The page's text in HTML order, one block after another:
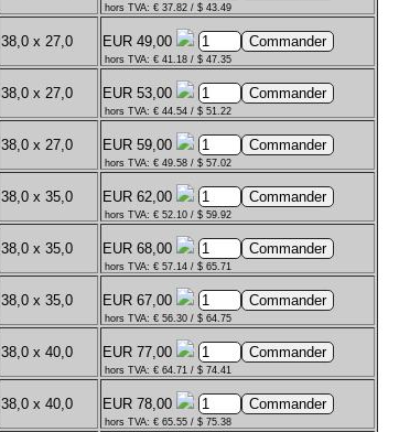
hors TVA: € 37.82 / $ 43.49
38,0 x 27,0 EUR 49,00
hors TVA: € 41.18 / $ 47.35
38,0 x 27,0 EUR 53,00
hors TVA: € 44.54 / $ 51.22
38,0 x 27,0 EUR 59,00
hors TVA: € 49.58 / $ 57.02
38,0 x 35,0 EUR 62,00
hors TVA: € 52.10 / $ 59.92
38,0 x 35,0 EUR 68,00
hors TVA: € 57.14 / $ 65.71
38,0 x 35,0 EUR 67,00
hors TVA: € 56.30 / $ 64.75
38,0 x 40,0 EUR 77,00
hors TVA: € 64.71 / $ 74.41
38,0 x 40,0 EUR 78,00
hors TVA: € 65.55 / $ 75.38